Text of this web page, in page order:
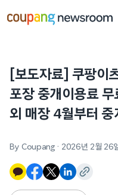
건너뛰기
[보도자료] 쿠팡이
포장 중개이용료
외 매장 4월부터 중
By Coupang · 2026년 2월 26